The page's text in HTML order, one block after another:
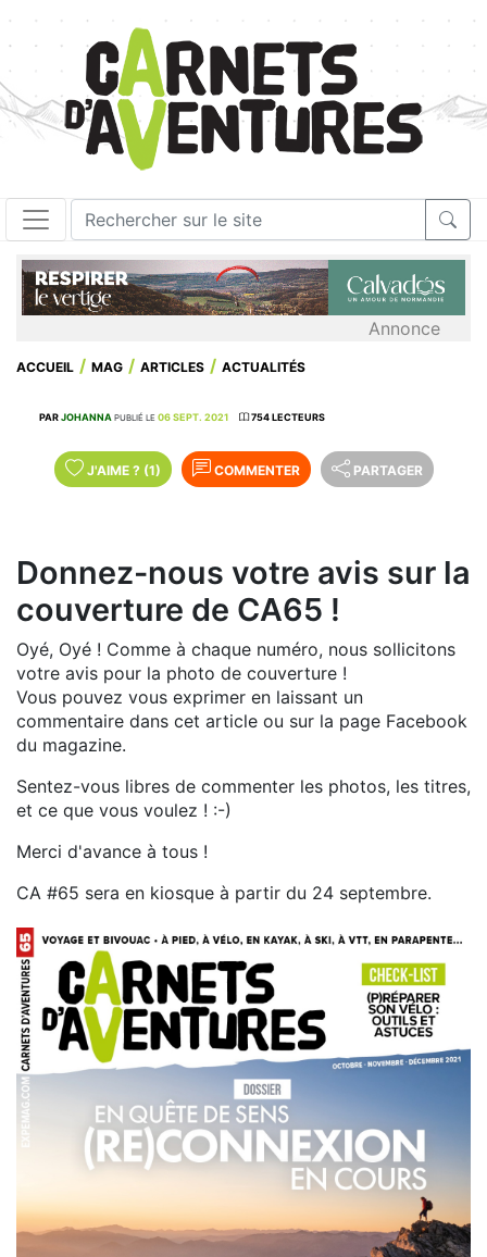
Annonce
ACCUEIL MAG ARTICLES ACTUALITÉS
PARJOHANNA PUBLIÉ LE 06 SEPT. 2021 754 LECTEURS
J'AIME ? (1) COMMENTER PARTAGER
Donnez-nous votre avis sur la
couverture de CA65 !
Oyé, Oyé ! Comme à chaque numéro, nous sollicitons
votre avis pour la photo de couverture !
Vous pouvez vous exprimer en laissant un
commentaire dans cet article ou sur la page Facebook
du magazine.
Sentez-vous libres de commenter les photos, les titres,
et ce que vous voulez ! :-)
Merci d'avance à tous !
CA #65 sera en kiosque à partir du 24 septembre.